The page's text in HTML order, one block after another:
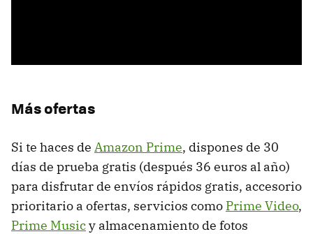
Más ofertas
Si te haces de Amazon Prime, dispones de 30
días de prueba gratis (después 36 euros al año)
para disfrutar de envíos rápidos gratis, accesorio
prioritario a ofertas, servicios como Prime Video,
Prime Musicy almacenamiento de fotos